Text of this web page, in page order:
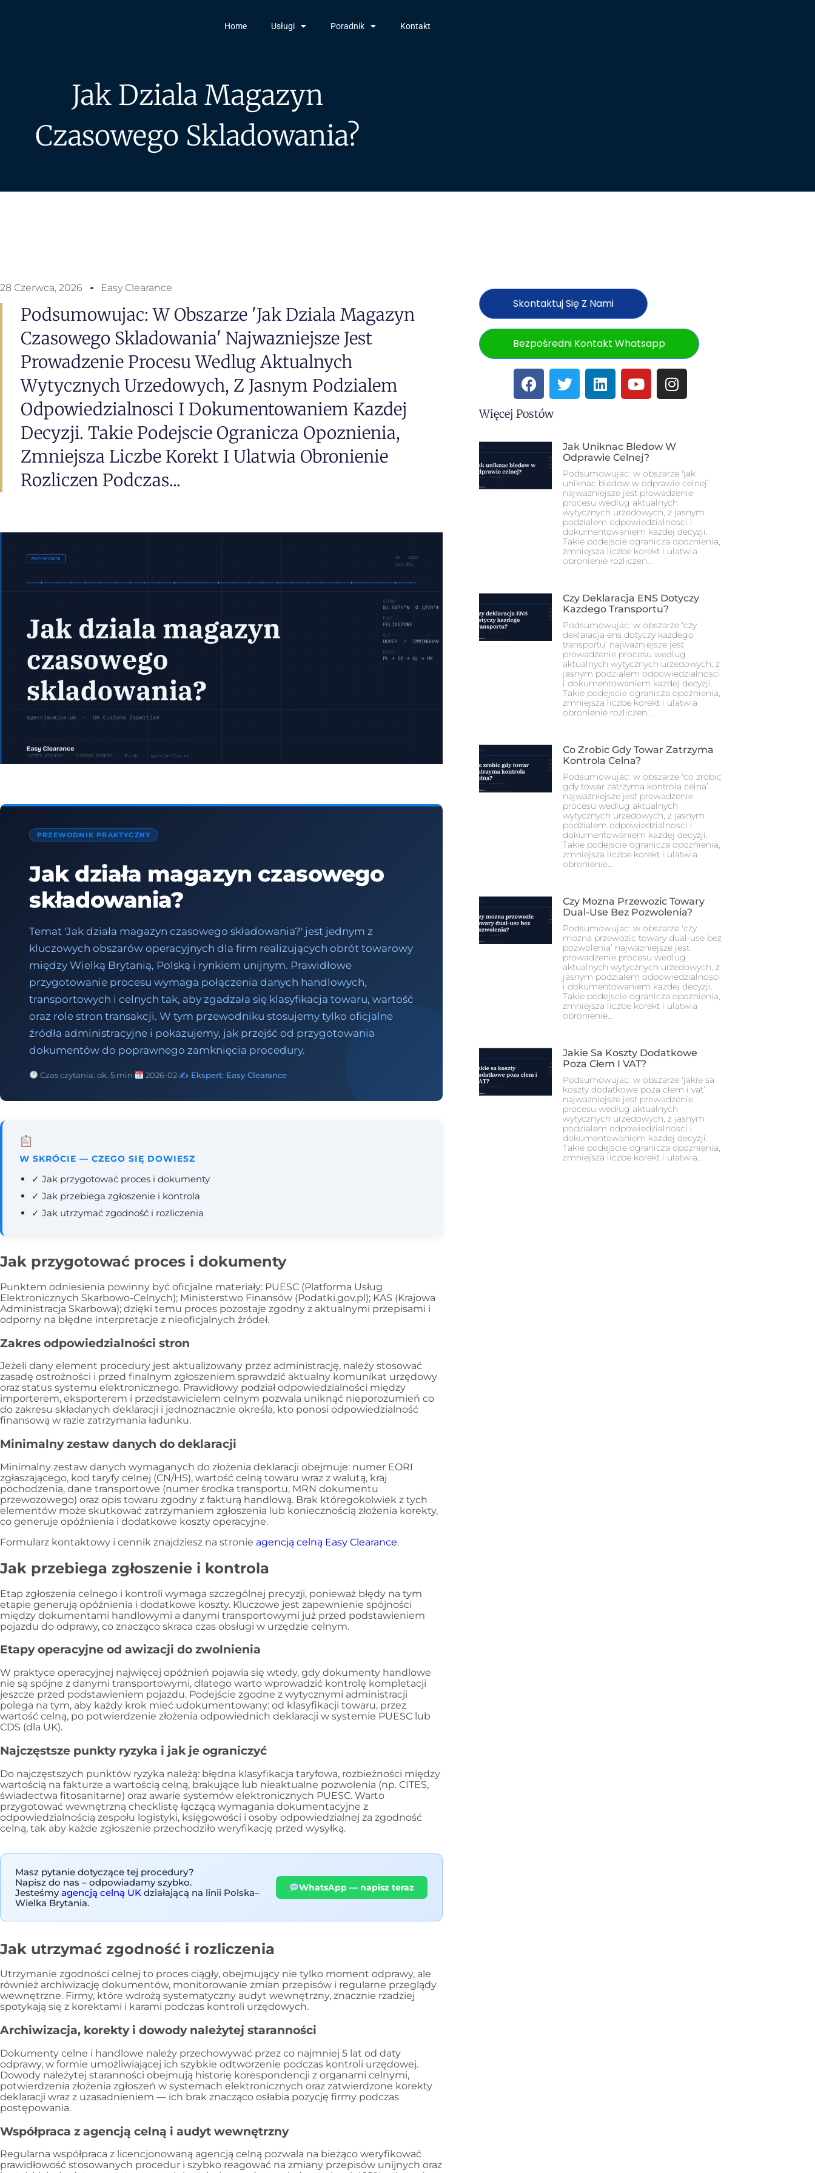
Home Usługi Poradnik Kontakt
Jak Dziala Magazyn
Czasowego Skladowania?
28 Czerwca, 2026 Easy Clearance
Podsumowujac: W Obszarze 'jak Dziala Magazyn
Czasowego Skladowania' Najwazniejsze Jest
Prowadzenie Procesu Wedlug Aktualnych
Wytycznych Urzedowych, Z Jasnym Podzialem
Odpowiedzialnosci I Dokumentowaniem Kazdej
Decyzji. Takie Podejscie Ogranicza Opoznienia,
Zmniejsza Liczbe Korekt I Ulatwia Obronienie
Rozliczen Podczas...
PRZEWODNIK PRAKTYCZNY
Jak działa magazyn czasowego
składowania?
Temat 'Jak działa magazyn czasowego składowania?' jest jednym z
kluczowych obszarów operacyjnych dla firm realizujących obrót towarowy
między Wielką Brytanią, Polską i rynkiem unijnym. Prawidłowe
przygotowanie procesu wymaga połączenia danych handlowych,
transportowych i celnych tak, aby zgadzała się klasyfikacja towaru, wartość
oraz role stron transakcji. W tym przewodniku stosujemy tylko oficjalne
źródła administracyjne i pokazujemy, jak przejść od przygotowania
dokumentów do poprawnego zamknięcia procedury.
Czas czytania: ok. 5 min· 2026-02·✍️ Ekspert: Easy Clearance
W SKRÓCIE — CZEGO SIĘ DOWIESZ
✓ Jak przygotować proces i dokumenty
✓ Jak przebiega zgłoszenie i kontrola
✓ Jak utrzymać zgodność i rozliczenia
Jak przygotować proces i dokumenty
Punktem odniesienia powinny być oficjalne materiały: PUESC (Platforma Usług
Elektronicznych Skarbowo-Celnych); Ministerstwo Finansów (Podatki.gov.pl); KAS (Krajowa
Administracja Skarbowa); dzięki temu proces pozostaje zgodny z aktualnymi przepisami i
odporny na błędne interpretacje z nieoficjalnych źródeł.
Zakres odpowiedzialności stron
Jeżeli dany element procedury jest aktualizowany przez administrację, należy stosować
zasadę ostrożności i przed finalnym zgłoszeniem sprawdzić aktualny komunikat urzędowy
oraz status systemu elektronicznego. Prawidłowy podział odpowiedzialności między
importerem, eksporterem i przedstawicielem celnym pozwala uniknąć nieporozumień co
do zakresu składanych deklaracji i jednoznacznie określa, kto ponosi odpowiedzialność
finansową w razie zatrzymania ładunku.
Minimalny zestaw danych do deklaracji
Minimalny zestaw danych wymaganych do złożenia deklaracji obejmuje: numer EORI
zgłaszającego, kod taryfy celnej (CN/HS), wartość celną towaru wraz z walutą, kraj
pochodzenia, dane transportowe (numer środka transportu, MRN dokumentu
przewozowego) oraz opis towaru zgodny z fakturą handlową. Brak któregokolwiek z tych
elementów może skutkować zatrzymaniem zgłoszenia lub koniecznością złożenia korekty,
co generuje opóźnienia i dodatkowe koszty operacyjne.
Formularz kontaktowy i cennik znajdziesz na stronie agencją celną Easy Clearance.
Jak przebiega zgłoszenie i kontrola
Etap zgłoszenia celnego i kontroli wymaga szczególnej precyzji, ponieważ błędy na tym
etapie generują opóźnienia i dodatkowe koszty. Kluczowe jest zapewnienie spójności
między dokumentami handlowymi a danymi transportowymi już przed podstawieniem
pojazdu do odprawy, co znacząco skraca czas obsługi w urzędzie celnym.
Etapy operacyjne od awizacji do zwolnienia
W praktyce operacyjnej najwięcej opóźnień pojawia się wtedy, gdy dokumenty handlowe
nie są spójne z danymi transportowymi, dlatego warto wprowadzić kontrolę kompletacji
jeszcze przed podstawieniem pojazdu. Podejście zgodne z wytycznymi administracji
polega na tym, aby każdy krok mieć udokumentowany: od klasyfikacji towaru, przez
wartość celną, po potwierdzenie złożenia odpowiednich deklaracji w systemie PUESC lub
CDS (dla UK).
Najczęstsze punkty ryzyka i jak je ograniczyć
Do najczęstszych punktów ryzyka należą: błędna klasyfikacja taryfowa, rozbieżności między
wartością na fakturze a wartością celną, brakujące lub nieaktualne pozwolenia (np. CITES,
świadectwa fitosanitarne) oraz awarie systemów elektronicznych PUESC. Warto
przygotować wewnętrzną checklistę łączącą wymagania dokumentacyjne z
odpowiedzialnością zespołu logistyki, księgowości i osoby odpowiedzialnej za zgodność
celną, tak aby każde zgłoszenie przechodziło weryfikację przed wysyłką.
Masz pytanie dotyczące tej procedury?
Napisz do nas – odpowiadamy szybko.
Jesteśmyagencją celną UK działającą na linii Polska–
Wielka Brytania.
WhatsApp — napisz teraz
Jak utrzymać zgodność i rozliczenia
Utrzymanie zgodności celnej to proces ciągły, obejmujący nie tylko moment odprawy, ale
również archiwizację dokumentów, monitorowanie zmian przepisów i regularne przeglądy
wewnętrzne. Firmy, które wdrożą systematyczny audyt wewnętrzny, znacznie rzadziej
spotykają się z korektami i karami podczas kontroli urzędowych.
Archiwizacja, korekty i dowody należytej staranności
Dokumenty celne i handlowe należy przechowywać przez co najmniej 5 lat od daty
odprawy, w formie umożliwiającej ich szybkie odtworzenie podczas kontroli urzędowej.
Dowody należytej staranności obejmują historię korespondencji z organami celnymi,
potwierdzenia złożenia zgłoszeń w systemach elektronicznych oraz zatwierdzone korekty
deklaracji wraz z uzasadnieniem — ich brak znacząco osłabia pozycję firmy podczas
postępowania.
Współpraca z agencją celną i audyt wewnętrzny
Regularna współpraca z licencjonowaną agencją celną pozwala na bieżąco weryfikować
prawidłowość stosowanych procedur i szybko reagować na zmiany przepisów unijnych oraz
Skontaktuj Się Z Nami
Bezpośredni Kontakt Whatsapp
Więcej Postów
Jak Uniknac Bledow W
Odprawie Celnej?
Podsumowujac: w obszarze 'jak
uniknac bledow w odprawie celnej’
najwazniejsze jest prowadzenie
procesu wedlug aktualnych
wytycznych urzedowych, z jasnym
podzialem odpowiedzialnosci i
dokumentowaniem kazdej decyzji.
Takie podejscie ogranicza opoznienia,
zmniejsza liczbe korekt i ulatwia
obronienie rozliczen…
Czy Deklaracja ENS Dotyczy
Kazdego Transportu?
Podsumowujac: w obszarze 'czy
deklaracja ens dotyczy kazdego
transportu’ najwazniejsze jest
prowadzenie procesu wedlug
aktualnych wytycznych urzedowych, z
jasnym podzialem odpowiedzialnosci
i dokumentowaniem kazdej decyzji.
Takie podejscie ogranicza opoznienia,
zmniejsza liczbe korekt i ulatwia
obronienie rozliczen…
Co Zrobic Gdy Towar Zatrzyma
Kontrola Celna?
Podsumowujac: w obszarze 'co zrobic
gdy towar zatrzyma kontrola celna’
najwazniejsze jest prowadzenie
procesu wedlug aktualnych
wytycznych urzedowych, z jasnym
podzialem odpowiedzialnosci i
dokumentowaniem kazdej decyzji.
Takie podejscie ogranicza opoznienia,
zmniejsza liczbe korekt i ulatwia
obronienie…
Czy Mozna Przewozic Towary
Dual-Use Bez Pozwolenia?
Podsumowujac: w obszarze 'czy
mozna przewozic towary dual-use bez
pozwolenia’ najwazniejsze jest
prowadzenie procesu wedlug
aktualnych wytycznych urzedowych, z
jasnym podzialem odpowiedzialnosci
i dokumentowaniem kazdej decyzji.
Takie podejscie ogranicza opoznienia,
zmniejsza liczbe korekt i ulatwia
obronienie…
Jakie Sa Koszty Dodatkowe
Poza Cłem I VAT?
Podsumowujac: w obszarze 'jakie sa
koszty dodatkowe poza cłem i vat’
najwazniejsze jest prowadzenie
procesu wedlug aktualnych
wytycznych urzedowych, z jasnym
podzialem odpowiedzialnosci i
dokumentowaniem kazdej decyzji.
Takie podejscie ogranicza opoznienia,
zmniejsza liczbe korekt i ulatwia…